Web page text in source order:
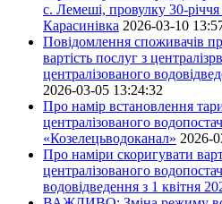
с. Лемеші, провулку 30-
Карасинівка 2026-03-10
Повідомлення споживачів
вартість послуг з
централізованого
2026-03-05 13:24:32
Про намір встановлення
централізованого
«Козелецьводоканал» 2026-
Про наміри скоригувати
централізованого
водовідведення з 1 квітня